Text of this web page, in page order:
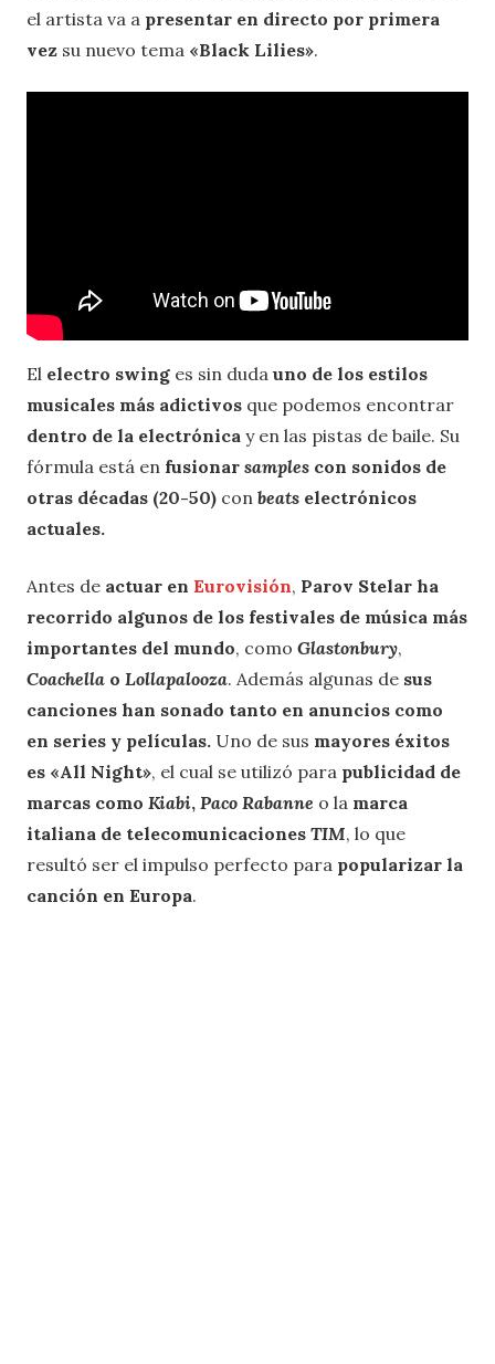
el artista va a presentar en directo por primera
vez su nuevo tema «Black Lilies».
El electro swing es sin duda uno de los estilos
musicales más adictivos que podemos encontrar
dentro de la electrónica y en las pistas de baile. Su
fórmula está en fusionar samples con sonidos de
otras décadas (20-50) con beats electrónicos
actuales.
Antes de actuar en Eurovisión, Parov Stelar ha
recorrido algunos de los festivales de música más
importantes del mundo, como Glastonbury,
Coachella o Lollapalooza. Además algunas de sus
canciones han sonado tanto en anuncios como
en series y películas. Uno de sus mayores éxitos
es «All Night», el cual se utilizó para publicidad de
marcas como Kiabi, Paco Rabanne o la marca
italiana de telecomunicaciones TIM, lo que
resultó ser el impulso perfecto para popularizar la
canción en Europa.